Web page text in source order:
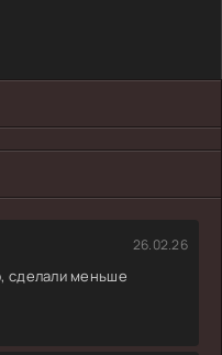
26.02.26
сделали меньше